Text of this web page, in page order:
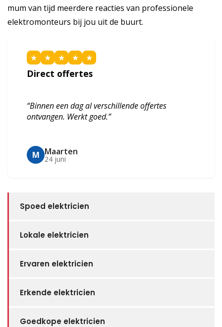
mum van tijd meerdere reacties van professionele
elektromonteurs bij jou uit de buurt.
★ ★ ★ ★ ★
Direct offertes
“Binnen een dag al verschillende offertes
ontvangen. Werkt goed.”
M Maarten
24 juni
Spoed elektricien
Lokale elektricien
Ervaren elektricien
Erkende elektricien
Goedkope elektricien